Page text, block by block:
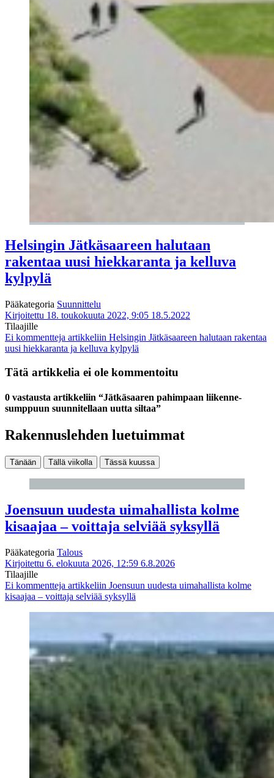
Helsingin Jätkäsaareen halutaan
rakentaa uusi hiekkaranta ja kelluva
kylpylä
Pääkategoria Suunnittelu
Kirjoitettu 18. toukokuuta 2022, 9:05 18.5.2022
Tilaajille
Ei kommentteja artikkeliin Helsingin Jätkäsaareen halutaan rakentaa
uusi hiekkaranta ja kelluva kylpylä
Tätä artikkelia ei ole kommentoitu
0 vastausta artikkeliin “Jätkäsaaren pahimpaan liikenne­
sumppuun suunnitellaan uutta siltaa”
Rakennuslehden luetuimmat
Tänään Tällä viikolla Tässä kuussa
Joensuun uudesta uimahallista kolme
kisaajaa – voittaja selviää syksyllä
Pääkategoria Talous
Kirjoitettu 6. elokuuta 2026, 12:59 6.8.2026
Tilaajille
Ei kommentteja artikkeliin Joensuun uudesta uimahallista kolme
kisaajaa – voittaja selviää syksyllä